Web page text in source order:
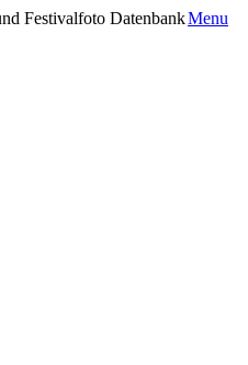
Festivalfoto DatenbankMenu